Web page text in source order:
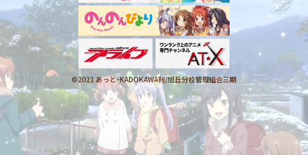
©2021 あっと・KADOKAWA刊/旭丘分校管理組合三期